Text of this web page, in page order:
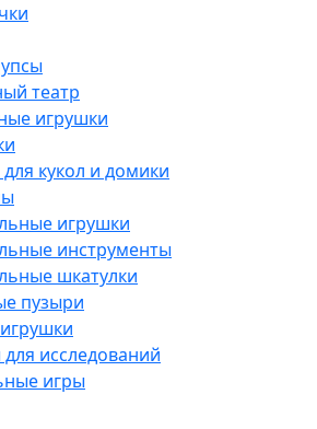
театр
игрушки
кукол и домики
игрушки
инструменты
шкатулки
пузыри
исследований
игры